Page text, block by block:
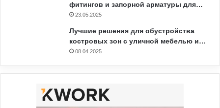
фитингов и запорной арматуры для…
23.05.2025
Лучшие решения для обустройства
костровых зон с уличной мебелью и…
08.04.2025